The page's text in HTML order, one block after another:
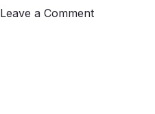
Leave a Comment